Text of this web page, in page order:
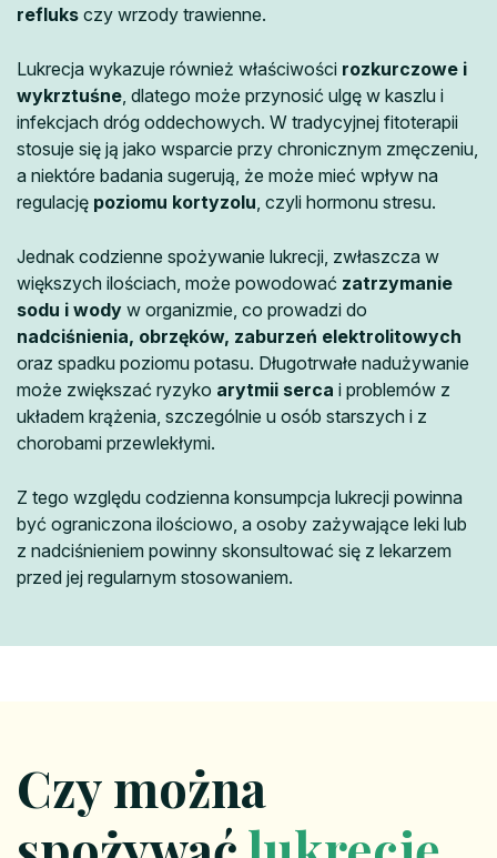
refluks czy wrzody trawienne.
Lukrecja wykazuje również właściwości rozkurczowe i
wykrztuśne , dlatego może przynosić ulgę w kaszlu i
infekcjach dróg oddechowych. W tradycyjnej fitoterapii
stosuje się ją jako wsparcie przy chronicznym zmęczeniu,
a niektóre badania sugerują, że może mieć wpływ na
regulację poziomu kortyzolu , czyli hormonu stresu.
Jednak codzienne spożywanie lukrecji, zwłaszcza w
większych ilościach, może powodować zatrzymanie
sodu i wody w organizmie, co prowadzi do
nadciśnienia, obrzęków, zaburzeń elektrolitowych
oraz spadku poziomu potasu. Długotrwałe nadużywanie
może zwiększać ryzyko arytmii serca i problemów z
układem krążenia, szczególnie u osób starszych i z
chorobami przewlekłymi.
Z tego względu codzienna konsumpcja lukrecji powinna
być ograniczona ilościowo, a osoby zażywające leki lub
z nadciśnieniem powinny skonsultować się z lekarzem
przed jej regularnym stosowaniem.
Czy można